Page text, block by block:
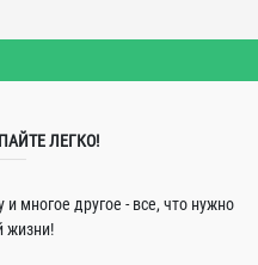
ЛЕГКО!
многое другое - все, что нужно
жизни!